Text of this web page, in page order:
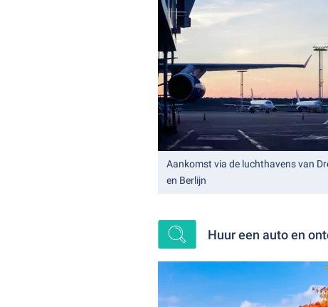
Aankomst via de luchthavens van
en Berlijn
Huur een auto en